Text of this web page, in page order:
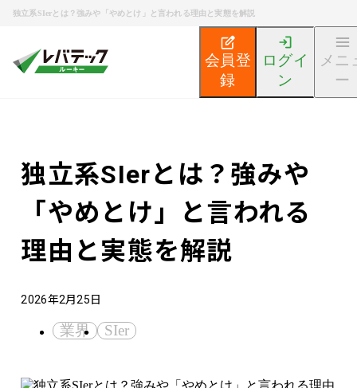
独立系SIerとは？強みや「やめとけ」と言われる理由と実態を解説
会員登
録
ログイ
ン
メニ
ー
エンジニア就活ノウハウ記事
独立系SIerとは？強みや
「やめとけ」と言われる
理由と実態を解説
2026年2月25日
業界 SIer